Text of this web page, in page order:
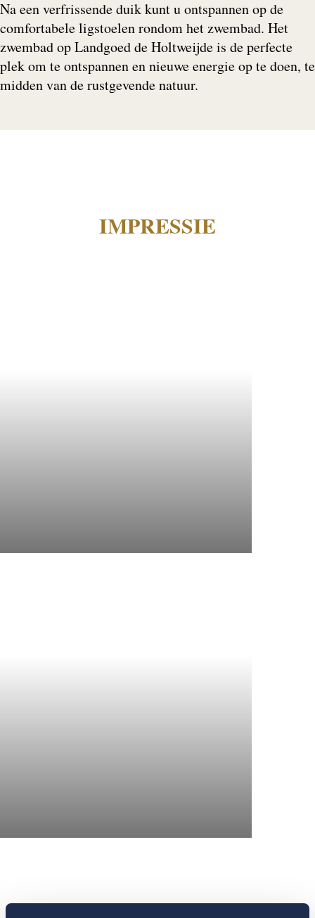
Na een verfrissende duik kunt u ontspannen op de
comfortabele ligstoelen rondom het zwembad. Het
zwembad op Landgoed de Holtweijde is de perfecte
plek om te ontspannen en nieuwe energie op te doen, te
midden van de rustgevende natuur​.
IMPRESSIE